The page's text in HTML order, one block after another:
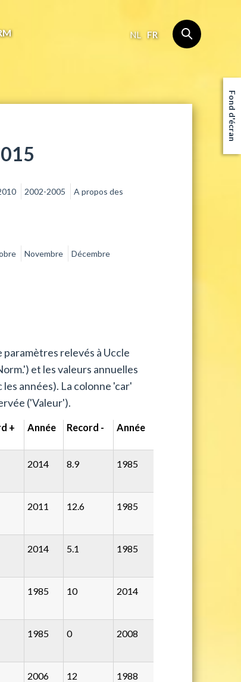
NL FR
2002-2005
A propos des
Novembre
Décembre
paramètres relevés à Uccle
et les valeurs annuelles
années). La colonne 'car'
('Valeur').
+ Année Record - Année
2014 8.9 1985
2011 12.6 1985
2014 5.1 1985
1985 10 2014
1985 0 2008
2006 12 1988
Fond d'écran